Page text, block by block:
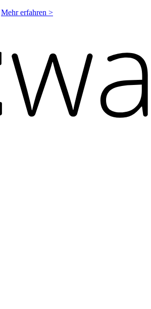
Mehr erfahren >